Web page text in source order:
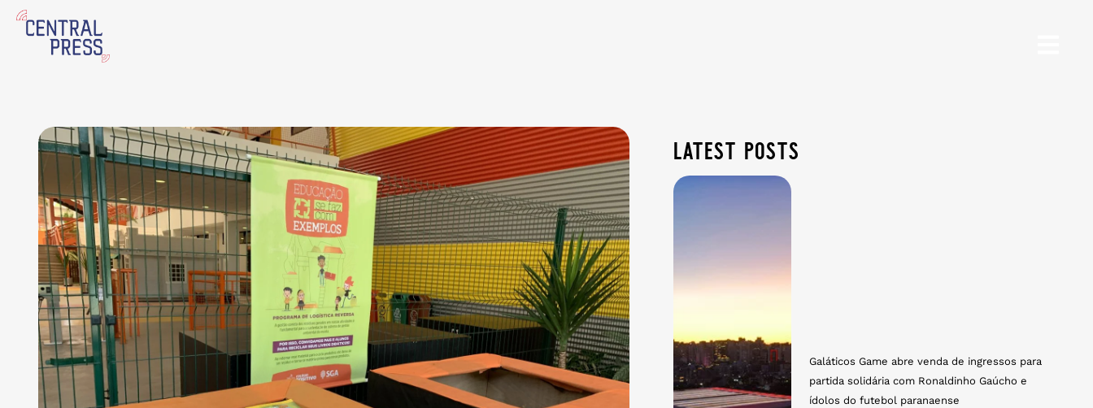
latest posts
Galáticos Game abre venda de ingressos para
partida solidária com Ronaldinho Gaúcho e
ídolos do futebol paranaense